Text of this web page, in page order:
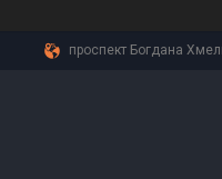
проспект Богдана